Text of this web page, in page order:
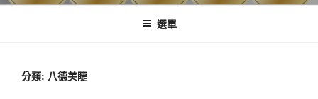
選單
分類: 八德美睫